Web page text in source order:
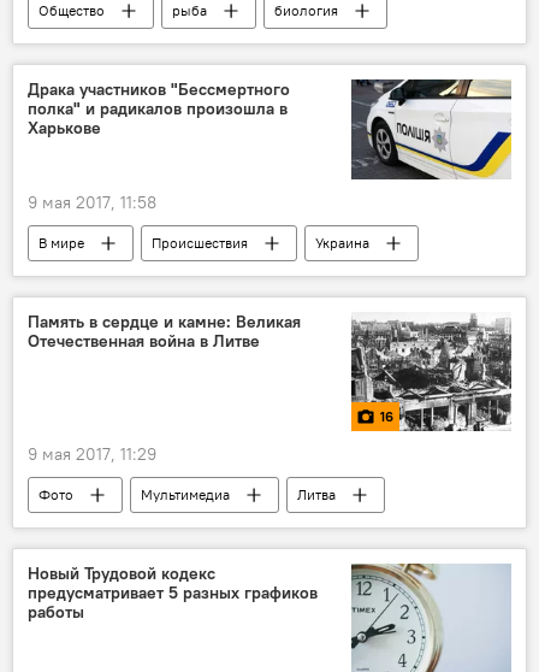
Общество рыба
биология
школьник
Образование в Литве: есть ли чему поучиться
Драка участников "Бессмертного
полка" и радикалов произошла в
Харькове
9 мая 2017, 11:58
В мире Происшествия
Украина
Харьков
акция "Бессмертный полк"
драка
радикалы
Память в сердце и камне: Великая
Отечественная война в Литве
16
9 мая 2017, 11:29
Фото Мультимедиа Литва
Новый Трудовой кодекс
предусматривает 5 разных графиков
работы